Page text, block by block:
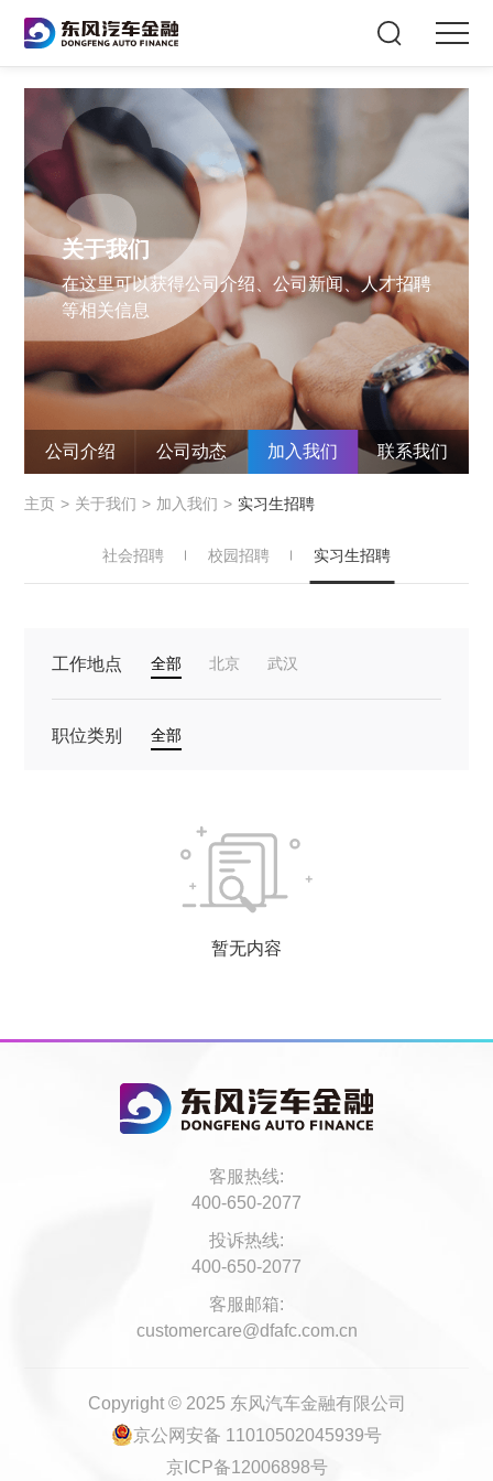
关于我们
在这里可以获得公司介绍、公司新闻、人才招聘
等相关信息
公司介绍 公司动态 加入我们 联系我们
主页 > 关于我们 > 加入我们 > 实习生招聘
社会招聘 校园招聘 实习生招聘
工作地点 全部 北京 武汉
职位类别 全部
暂无内容
客服热线:
400-650-2077
投诉热线:
400-650-2077
客服邮箱:
customercare@dfafc.com.cn
Copyright © 2025 东风汽车金融有限公司
京公网安备 11010502045939号
京ICP备12006898号